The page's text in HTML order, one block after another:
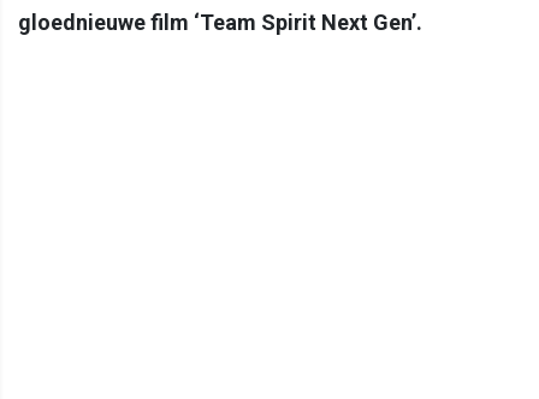
gloednieuwe film ‘Team Spirit Next Gen’.